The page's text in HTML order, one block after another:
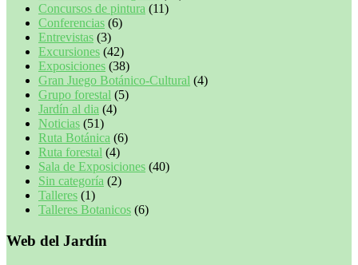
Concursos de pintura (11)
Conferencias (6)
Entrevistas (3)
Excursiones (42)
Exposiciones (38)
Gran Juego Botánico-Cultural (4)
Grupo forestal (5)
Jardín al dia (4)
Noticias (51)
Ruta Botánica (6)
Ruta forestal (4)
Sala de Exposiciones (40)
Sin categoría (2)
Talleres (1)
Talleres Botanicos (6)
Web del Jardín